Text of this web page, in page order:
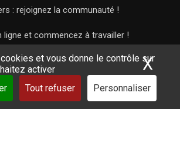
et vous donne le contrôle sur
activer
Tout refuser Personnaliser
X
: rejoignez la communauté !
ligne et commencez à travailler !